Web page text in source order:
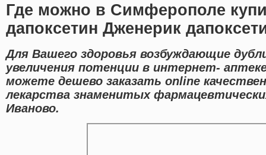
Где можно в Симферополе
дапоксетин Дженерик
Для Вашего здоровья возбуждающие
увеличения потенции в интернет-
можете дешево заказать online
лекарства знаменитых
Иваново.